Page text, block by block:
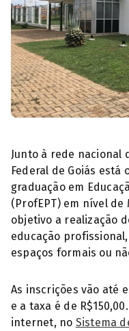
Instituto Federal de Goiás
Junto à rede nacional
Federal de Goiás
graduação em
(ProfEPT) em nível de
objetivo a realização
educação
espaços formais ou
As inscrições vão até
e a taxa é de
internet, no Sistema